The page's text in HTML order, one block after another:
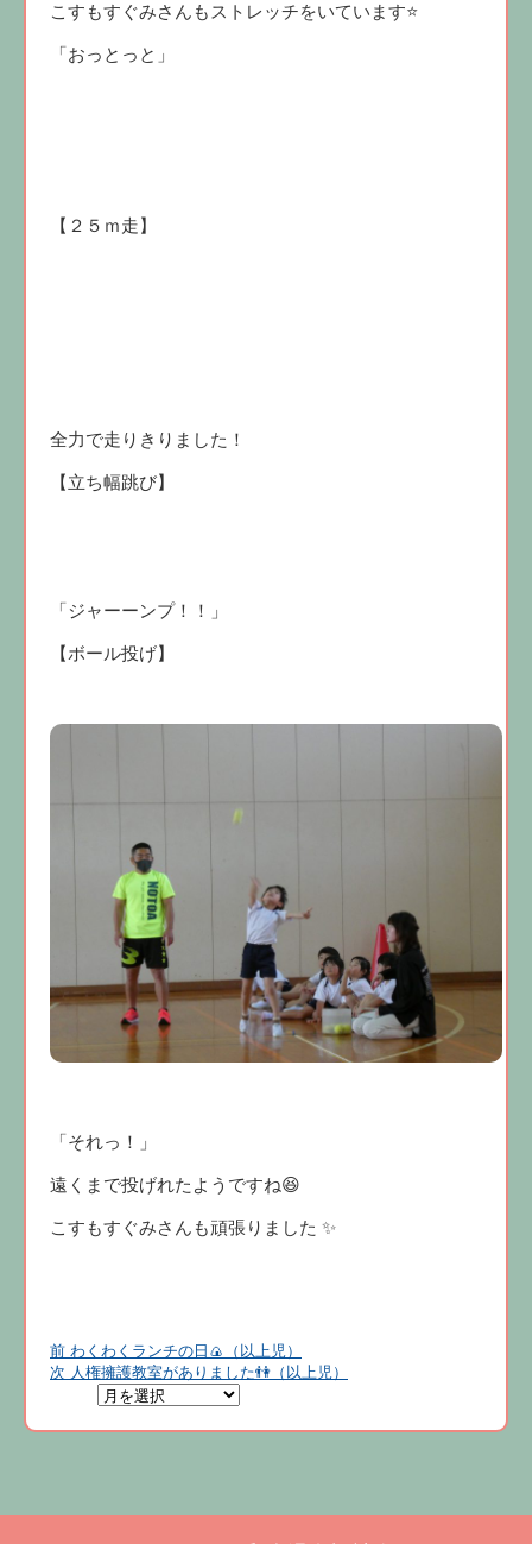
こすもすぐみさんもストレッチをいています⭐
「おっとっと」
【２５ｍ走】
全力で走りきりました！
【立ち幅跳び】
「ジャーーンプ！！」
【ボール投げ】
「それっ！」
遠くまで投げれたようですね😆
こすもすぐみさんも頑張りました ✨
投
稿
前 前
の
わくわくランチの日🍙（以上児）
次 次
稿:
人権擁護教室がありました👫（以上児）